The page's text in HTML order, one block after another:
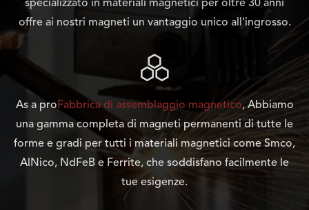
specializzato in materiali magnetici per oltre 30 anni
offre ai nostri magneti un vantaggio unico all'ingrosso.

As a proFabbrica di assemblaggio magnetico, Abbiamo
una gamma completa di magneti permanenti di tutte le
forme e gradi per tutti i materiali magnetici come Smco,
AlNico, NdFeB e Ferrite, che soddisfano facilmente le
tue esigenze.